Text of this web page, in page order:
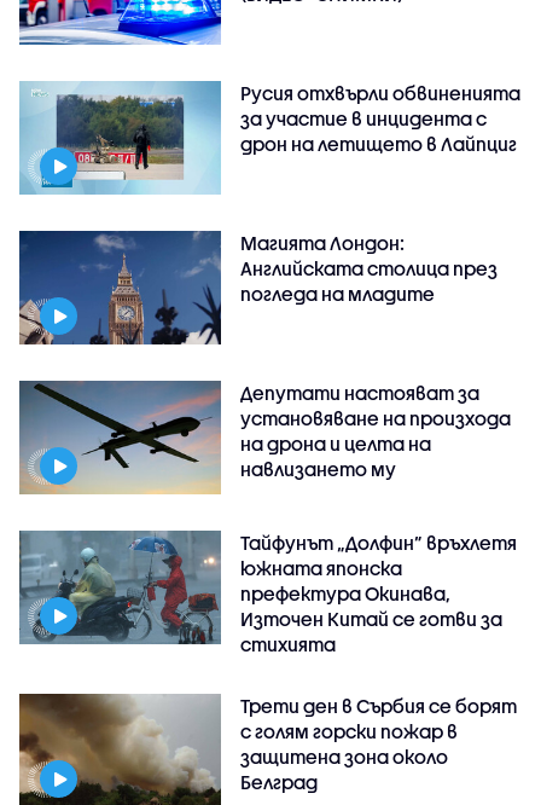
Русия отхвърли обвиненията
за участие в инцидента с
дрон на летището в Лайпциг
Магията Лондон:
Английската столица през
погледа на младите
Депутати настояват за
установяване на произхода
на дрона и целта на
навлизането му
Тайфунът „Долфин” връхлетя
южната японска
префектура Окинава,
Източен Китай се готви за
стихията
Трети ден в Сърбия се борят
с голям горски пожар в
защитена зона около
Белград